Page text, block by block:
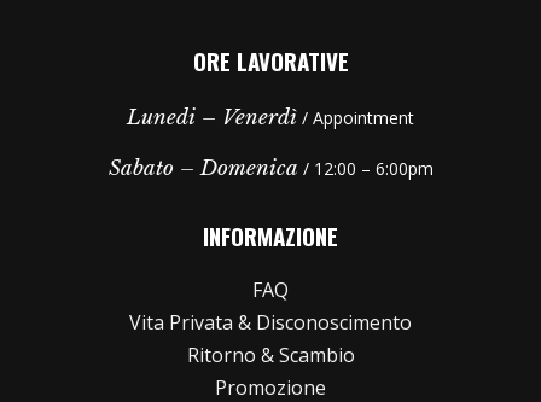
ORE LAVORATIVE
Lunedi – Venerdì / Appointment
Sabato – Domenica / 12:00 – 6:00pm
INFORMAZIONE
FAQ
Vita Privata & Disconoscimento
Ritorno & Scambio
Promozione